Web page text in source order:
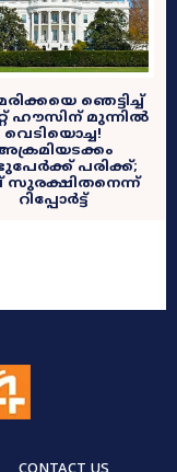
ഞെട്ടിച്ച്
ഹൗസിന് മുന്നിൽ
വെടിയൊച്ച!
പരിക്ക്;
സുരക്ഷിതനെന്ന്
റിപ്പോർട്ട്